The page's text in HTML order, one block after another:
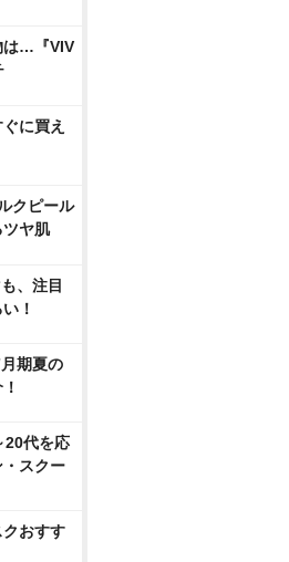
は…『VIV
に買え
クピール
ヤ肌
、注目
！
期夏の
20代を応
スクー
おすす